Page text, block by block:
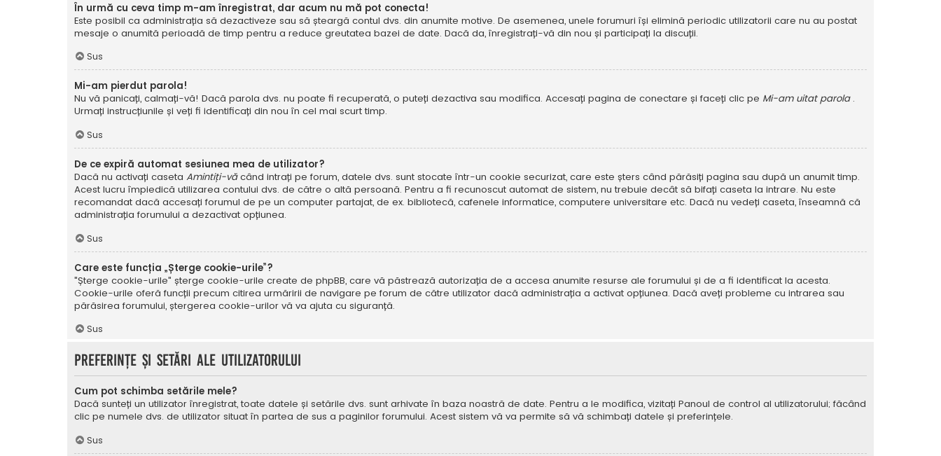
În urmă cu ceva timp m-am înregistrat, dar acum nu mă pot conecta!
Este posibil ca administrația să dezactiveze sau să șteargă contul dvs. din anumite motive. De asemenea, unele forumuri își elimină periodic utilizatorii care nu au postat
mesaje o anumită perioadă de timp pentru a reduce greutatea bazei de date. Dacă da, înregistrați-vă din nou și participați la discuții.
Sus
Mi-am pierdut parola!
Nu vă panicați, calmați-vă! Dacă parola dvs. nu poate fi recuperată, o puteți dezactiva sau modifica. Accesați pagina de conectare și faceți clic pe Mi-am uitat parola .
Urmați instrucțiunile și veți fi identificați din nou în cel mai scurt timp.
Sus
De ce expiră automat sesiunea mea de utilizator?
Dacă nu activați caseta Amintiți-văcând intrați pe forum, datele dvs. sunt stocate într-un cookie securizat, care este șters când părăsiți pagina sau după un anumit timp.
Acest lucru împiedică utilizarea contului dvs. de către o altă persoană. Pentru a fi recunoscut automat de sistem, nu trebuie decât să bifați caseta la intrare. Nu este
recomandat dacă accesați forumul de pe un computer partajat, de ex. bibliotecă, cafenele informatice, computere universitare etc. Dacă nu vedeți caseta, înseamnă că
administrația forumului a dezactivat opțiunea.
Sus
Care este funcția „Șterge cookie-urile”?
"Șterge cookie-urile" șterge cookie-urile create de phpBB, care vă păstrează autorizația de a accesa anumite resurse ale forumului și de a fi identificat la acesta.
Cookie-urile oferă funcții precum citirea urmăririi de navigare pe forum de către utilizator dacă administrația a activat opțiunea. Dacă aveți probleme cu intrarea sau
părăsirea forumului, ștergerea cookie-urilor vă va ajuta cu siguranță.
Sus
Preferințe și setări ale utilizatorului
Cum pot schimba setările mele?
Dacă sunteți un utilizator înregistrat, toate datele și setările dvs. sunt arhivate în baza noastră de date. Pentru a le modifica, vizitați Panoul de control al utilizatorului; făcând
clic pe numele dvs. de utilizator situat în partea de sus a paginilor forumului. Acest sistem vă va permite să vă schimbați datele și preferințele.
Sus